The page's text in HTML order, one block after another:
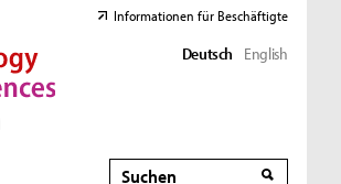
Informationen für Beschäftigte
Deutsch English
Suche
Suche